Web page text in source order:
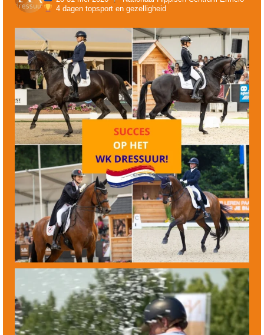
4 dagen topsport en gezelligheid